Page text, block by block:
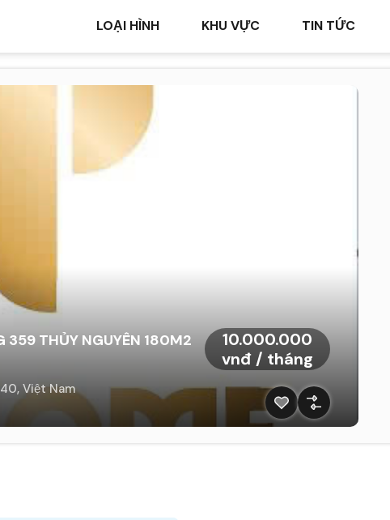
LOẠI HÌNH KHU VỰC TIN TỨC
THỦY NGUYÊN 180M2
10.000.000
vnđ / tháng
Việt Nam